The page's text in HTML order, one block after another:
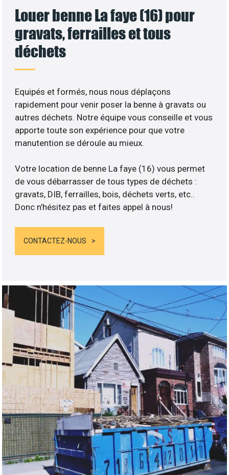
Louer benne La faye (16) pour
gravats, ferrailles et tous
déchets
Equipés et formés, nous nous déplaçons
rapidement pour venir poser la benne à gravats ou
autres déchets. Notre équipe vous conseille et vous
apporte toute son expérience pour que votre
manutention se déroule au mieux.
Votre location de benne La faye (16) vous permet
de vous débarrasser de tous types de déchets :
gravats, DIB, ferrailles, bois, déchets verts, etc..
Donc n’hésitez pas et faites appel à nous!
CONTACTEZ-NOUS